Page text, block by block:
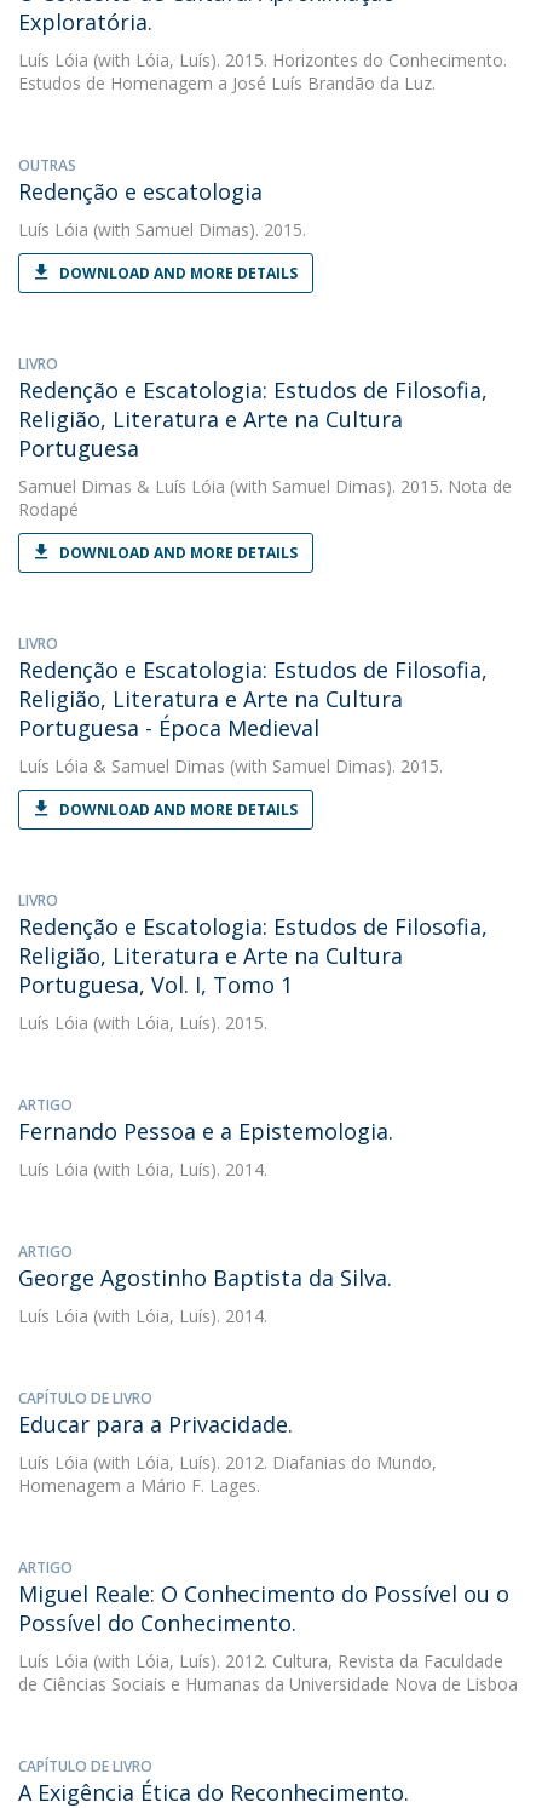
Exploratória.
Luís Lóia (with Lóia, Luís). 2015. Horizontes do Conhecimento.
Estudos de Homenagem a José Luís Brandão da Luz.
OUTRAS
Redenção e escatologia
Luís Lóia (with Samuel Dimas). 2015.
DOWNLOAD AND MORE DETAILS
LIVRO
Redenção e Escatologia: Estudos de Filosofia,
Religião, Literatura e Arte na Cultura
Portuguesa
Samuel Dimas & Luís Lóia (with Samuel Dimas). 2015. Nota de
Rodapé
DOWNLOAD AND MORE DETAILS
LIVRO
Redenção e Escatologia: Estudos de Filosofia,
Religião, Literatura e Arte na Cultura
Portuguesa - Época Medieval
Luís Lóia & Samuel Dimas (with Samuel Dimas). 2015.
DOWNLOAD AND MORE DETAILS
LIVRO
Redenção e Escatologia: Estudos de Filosofia,
Religião, Literatura e Arte na Cultura
Portuguesa, Vol. I, Tomo 1
Luís Lóia (with Lóia, Luís). 2015.
ARTIGO
Fernando Pessoa e a Epistemologia.
Luís Lóia (with Lóia, Luís). 2014.
ARTIGO
George Agostinho Baptista da Silva.
Luís Lóia (with Lóia, Luís). 2014.
CAPÍTULO DE LIVRO
Educar para a Privacidade.
Luís Lóia (with Lóia, Luís). 2012. Diafanias do Mundo,
Homenagem a Mário F. Lages.
ARTIGO
Miguel Reale: O Conhecimento do Possível ou o
Possível do Conhecimento.
Luís Lóia (with Lóia, Luís). 2012. Cultura, Revista da Faculdade
de Ciências Sociais e Humanas da Universidade Nova de Lisboa
CAPÍTULO DE LIVRO
A Exigência Ética do Reconhecimento.